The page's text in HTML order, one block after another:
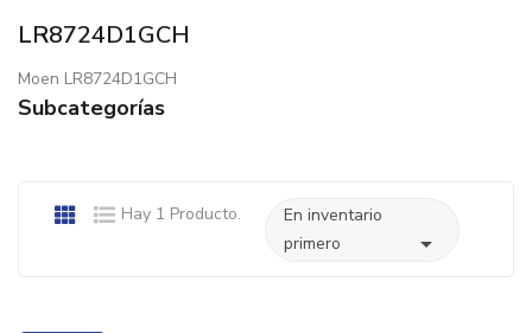
LR8724D1GCH
Moen LR8724D1GCH
Subcategorías
Hay 1 Producto.
En inventario
primero
